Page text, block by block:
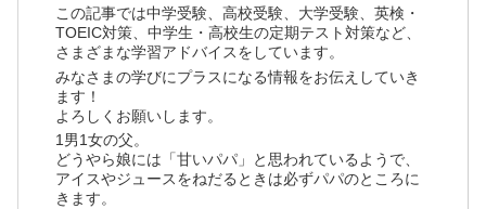
この記事では中学受験、高校受験、大学受験、英検・
TOEIC対策、中学生・高校生の定期テスト対策など、
さまざまな学習アドバイスをしています。
みなさまの学びにプラスになる情報をお伝えしていき
ます！
よろしくお願いします。
1男1女の父。
どうやら娘には「甘いパパ」と思われているようで、
アイスやジュースをねだるときは必ずパパのところに
きます。